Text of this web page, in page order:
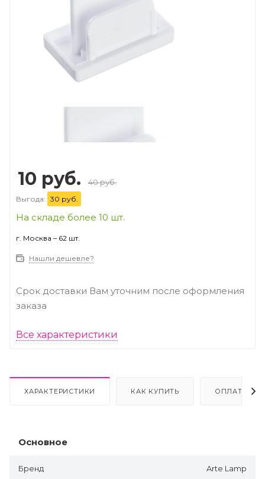
10 руб. 40 руб.
Выгода: 30 руб.
На складе более 10 шт.
г. Москва – 62 шт.
Нашли дешевле?
Срок доставки Вам уточним после оформления
заказа
Все характеристики
ХАРАКТЕРИСТИКИ КАК КУПИТЬ ОПЛАТА
Основное
Бренд
Arte Lamp